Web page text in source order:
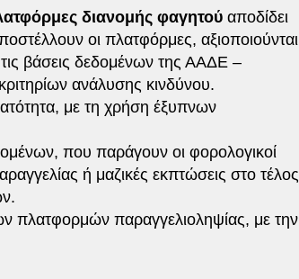
διανομής φαγητού αποδίδει
οι πλατφόρμες, αξιοποιούνται
βάσεις δεδομένων της ΑΑΔΕ –
ανάλυσης κινδύνου.
με τη χρήση έξυπνων
που παράγουν οι φορολογικοί
ή μαζικές εκπτώσεις στο τέλος
πλατφορμών παραγγελιοληψίας, με την